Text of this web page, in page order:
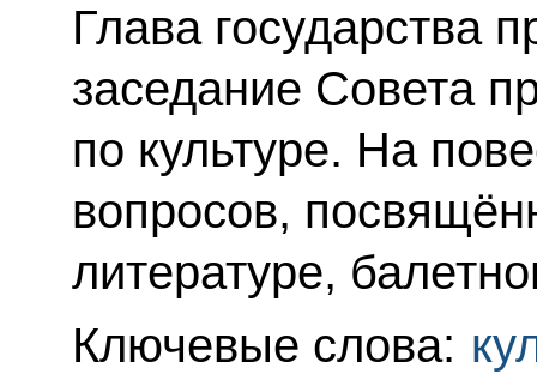
Глава государства
заседание Совета
по культуре. На
вопросов,
литературе,
Ключевые слова: